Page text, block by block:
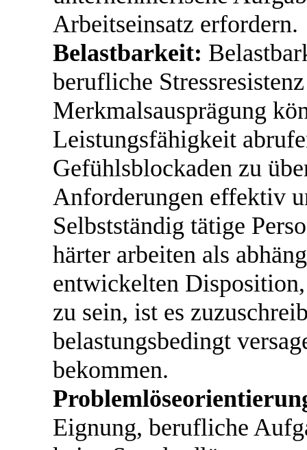
Arbeitseinsatz erfordern.
Belastbarkeit:
berufliche
Merkmalsausprägung
Leistungsfähigkeit
Gefühlsblockaden zu
Anforderungen effektiv
Selbstständig tätige
härter arbeiten als
entwickelten
zu sein, ist es
belastungsbedingt
bekommen.
Eignung, berufliche